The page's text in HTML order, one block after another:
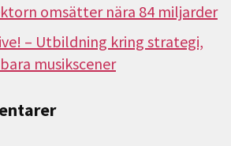
omsätter nära 84 miljarder
– Utbildning kring strategi,
musikscener